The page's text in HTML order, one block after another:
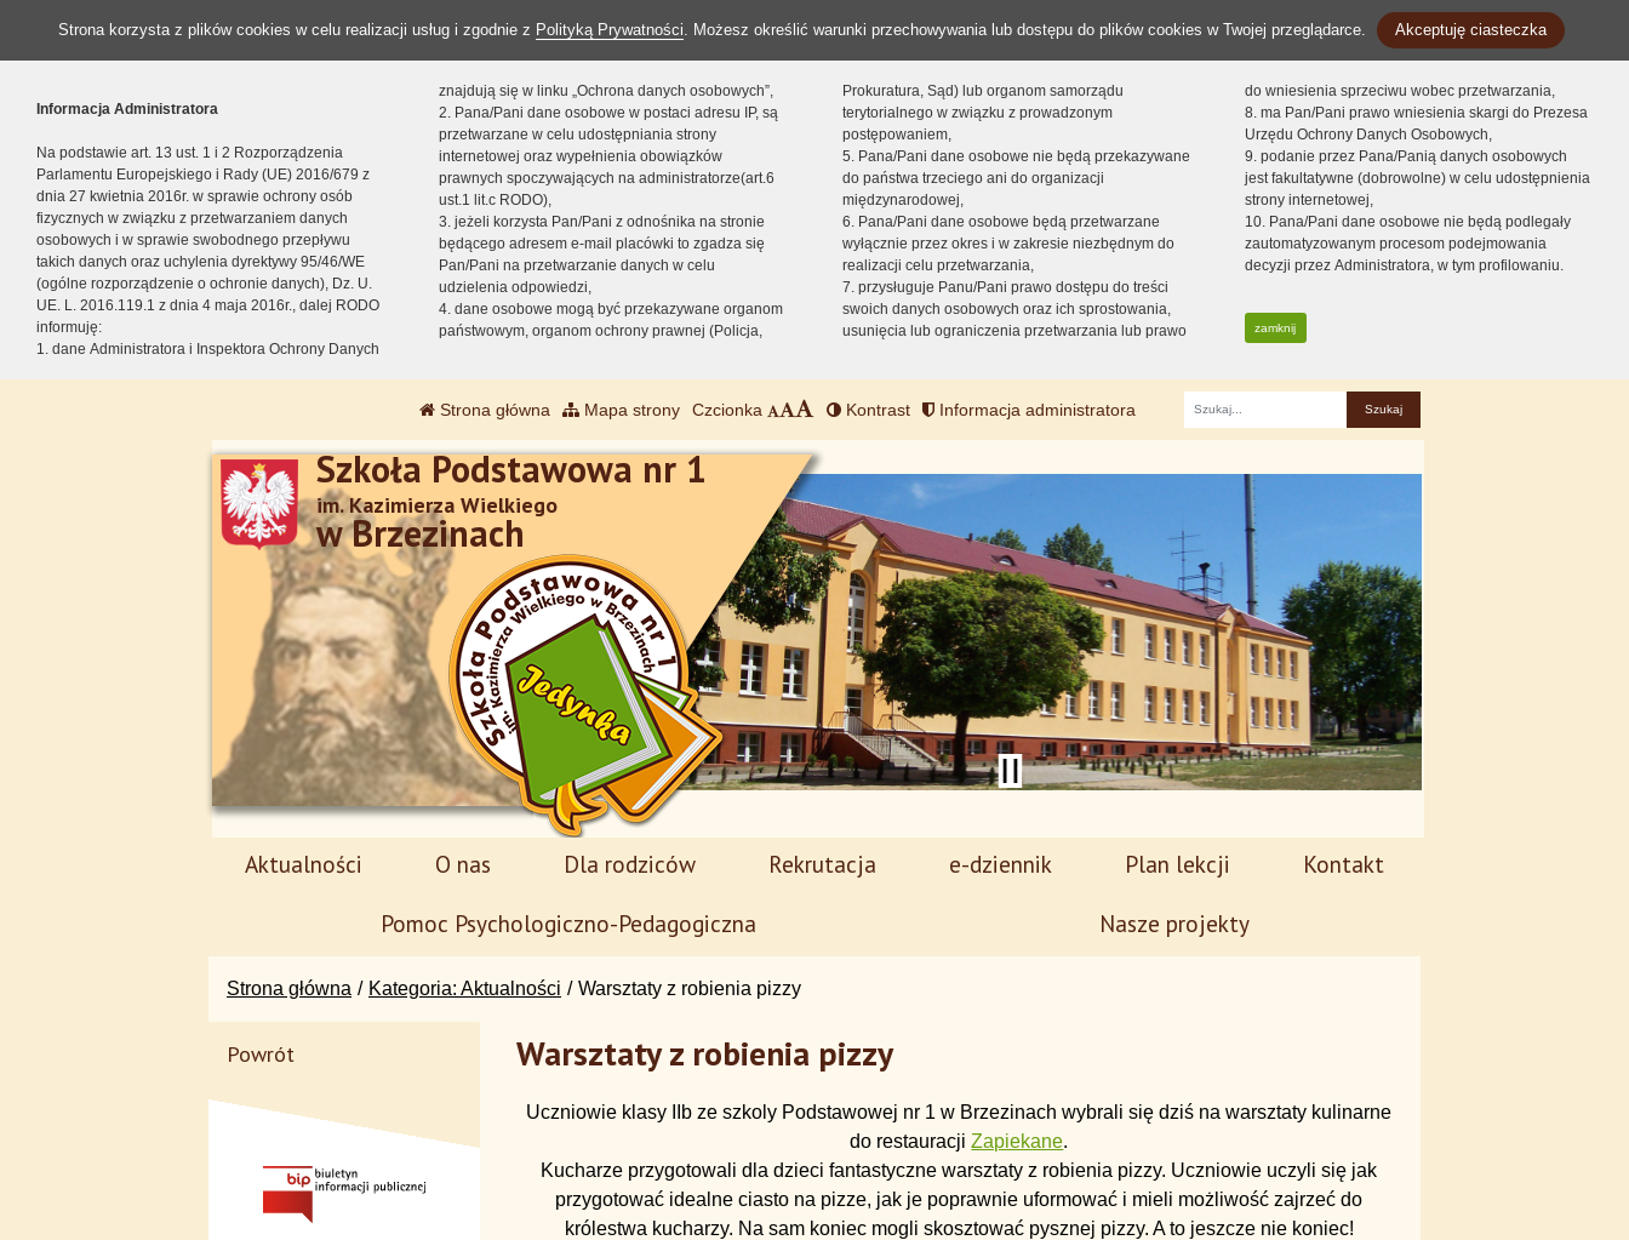
Strona korzysta z plików cookies w celu realizacji usług i zgodnie z Polityką Prywatności. Możesz określić warunki przechowywania lub dostępu do plików cookies w Twojej przeglądarce. Akceptuję ciasteczka
Informacja Administratora
Na podstawie art. 13 ust. 1 i 2 Rozporządzenia
Parlamentu Europejskiego i Rady (UE) 2016/679 z
dnia 27 kwietnia 2016r. w sprawie ochrony osób
fizycznych w związku z przetwarzaniem danych
osobowych i w sprawie swobodnego przepływu
takich danych oraz uchylenia dyrektywy 95/46/WE
(ogólne rozporządzenie o ochronie danych), Dz. U.
UE. L. 2016.119.1 z dnia 4 maja 2016r., dalej RODO
informuję:
1. dane Administratora i Inspektora Ochrony Danych
znajdują się w linku „Ochrona danych osobowych”,
2. Pana/Pani dane osobowe w postaci adresu IP, są
przetwarzane w celu udostępniania strony
internetowej oraz wypełnienia obowiązków
prawnych spoczywających na administratorze(art.6
ust.1 lit.c RODO),
3. jeżeli korzysta Pan/Pani z odnośnika na stronie
będącego adresem e-mail placówki to zgadza się
Pan/Pani na przetwarzanie danych w celu
udzielenia odpowiedzi,
4. dane osobowe mogą być przekazywane organom
państwowym, organom ochrony prawnej (Policja,
Prokuratura, Sąd) lub organom samorządu
terytorialnego w związku z prowadzonym
postępowaniem,
5. Pana/Pani dane osobowe nie będą przekazywane
do państwa trzeciego ani do organizacji
międzynarodowej,
6. Pana/Pani dane osobowe będą przetwarzane
wyłącznie przez okres i w zakresie niezbędnym do
realizacji celu przetwarzania,
7. przysługuje Panu/Pani prawo dostępu do treści
swoich danych osobowych oraz ich sprostowania,
usunięcia lub ograniczenia przetwarzania lub prawo
do wniesienia sprzeciwu wobec przetwarzania,
8. ma Pan/Pani prawo wniesienia skargi do Prezesa
Urzędu Ochrony Danych Osobowych,
9. podanie przez Pana/Panią danych osobowych
jest fakultatywne (dobrowolne) w celu udostępnienia
strony internetowej,
10. Pana/Pani dane osobowe nie będą podlegały
zautomatyzowanym procesom podejmowania
decyzji przez Administratora, w tym profilowaniu.
zamknij
Strona główna Mapa strony Czcionka Kontrast Informacja administratora
Fraza
Szkoła Podstawowa nr 1
im. Kazimierza Wielkiego
w Brzezinach
Aktualności O nas Dla rodziców Rekrutacja e-dziennik Plan lekcji
Kontakt
Pomoc Psychologiczno-Pedagogiczna
Nasze projekty
Strona główna Kategoria: Aktualności Warsztaty z robienia pizzy
Warsztaty z robienia pizzy
Uczniowie klasy IIb ze szkoly Podstawowej nr 1 w Brzezinach wybrali się dziś na warsztaty kulinarne
do restauracjiZapiekane.
Kucharze przygotowali dla dzieci fantastyczne warsztaty z robienia pizzy. Uczniowie uczyli się jak
przygotować idealne ciasto na pizze, jak je poprawnie uformować i mieli możliwość zajrzeć do
królestwa kucharzy. Na sam koniec mogli skosztować pysznej pizzy. A to jeszcze nie koniec!
Powrót